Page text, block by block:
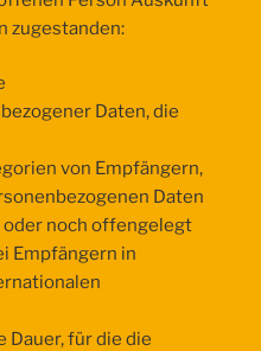
zugestanden:
Daten, die
von Empfängern,
Daten
noch offengelegt
Empfängern in
Dauer, für die die